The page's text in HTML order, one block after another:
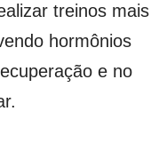
treinos mais
hormônios
e no